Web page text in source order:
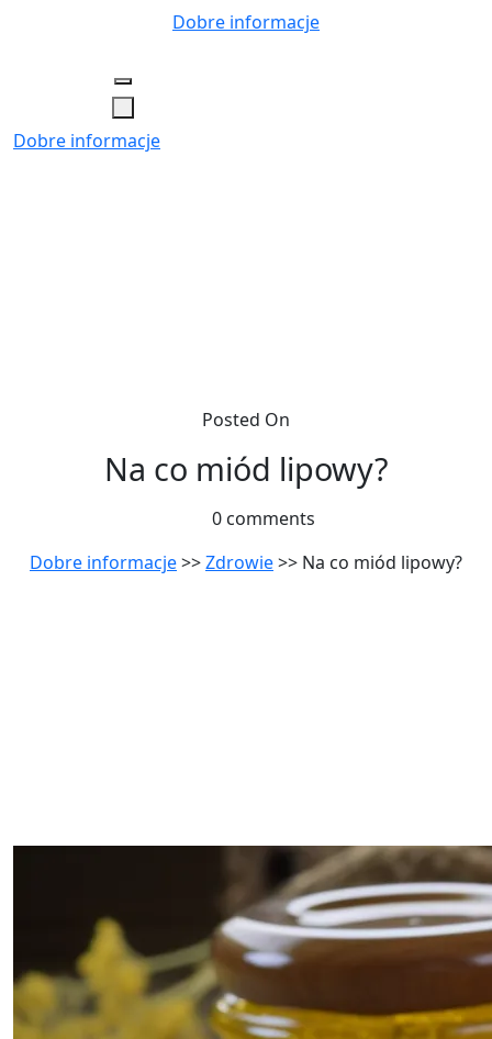
Dobre informacje
Dobre informacje
Posted On
Na co miód lipowy?
0 comments
Dobre informacje>>Zdrowie>> Na co miód lipowy?